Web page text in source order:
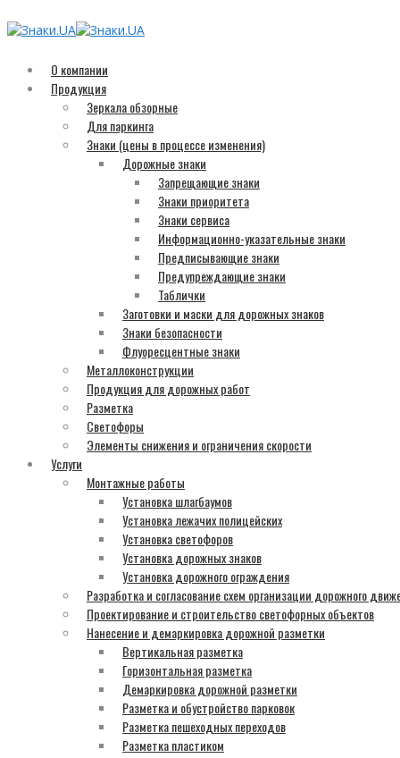
О компании
Продукция
Зеркала обзорные
Для паркинга
Знаки (цены в процессе изменения)
Дорожные знаки
Запрещающие знаки
Знаки приоритета
Знаки сервиса
Информационно-указательные знаки
Предписывающие знаки
Предупреждающие знаки
Таблички
Заготовки и маски для дорожных знаков
Знаки безопасности
Флуоресцентные знаки
Металлоконструкции
Продукция для дорожных работ
Разметка
Светофоры
Элементы снижения и ограничения скорости
Услуги
Монтажные работы
Установка шлагбаумов
Установка лежачих полицейских
Установка светофоров
Установка дорожных знаков
Установка дорожного ограждения
Разработка и согласование схем организации дорожного
Проектирование и строительство светофорных объектов
Нанесение и демаркировка дорожной разметки
Вертикальная разметка
Горизонтальная разметка
Демаркировка дорожной разметки
Разметка и обустройство парковок
Разметка пешеходных переходов
Разметка пластиком